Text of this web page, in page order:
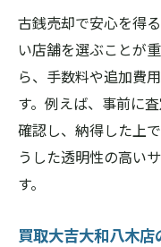
古銭売却で安心を得
い店舗を選ぶことが
ら、手数料や追加費
す。例えば、事前に
確認し、納得した上
うした透明性の高い
す。
買取大吉大和八木